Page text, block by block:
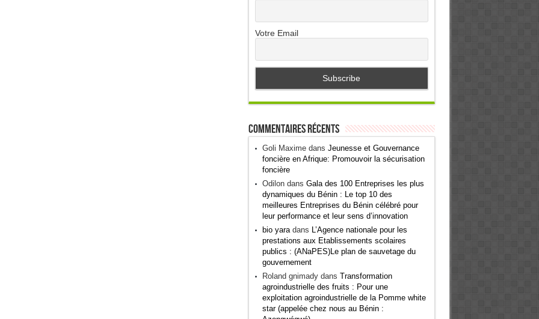
Votre Email
Commentaires récents
Goli Maximedans Jeunesse et Gouvernance
foncière en Afrique: Promouvoir la sécurisation
foncière
Odilondans Gala des 100 Entreprises les plus
dynamiques du Bénin : Le top 10 des
meilleures Entreprises du Bénin célébré pour
leur performance et leur sens d’innovation
bio yaradans L’Agence nationale pour les
prestations aux Etablissements scolaires
publics : (ANaPES)Le plan de sauvetage du
gouvernement
Roland gnimadydans Transformation
agroindustrielle des fruits : Pour une
exploitation agroindustrielle de la Pomme white
star (appelée chez nous au Bénin :